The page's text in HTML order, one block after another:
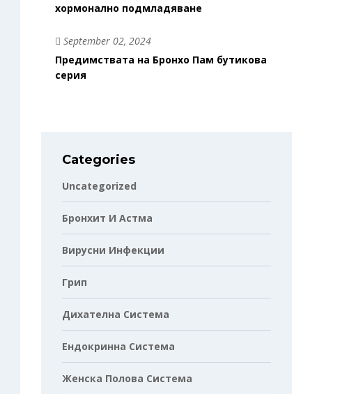
хормонално подмладяване
September 02, 2024
Предимствата на Бронхо Пам бутикова
серия
Categories
Uncategorized
Бронхит И Астма
Вирусни Инфекции
Грип
Дихателна Система
Ендокринна Система
Женска Полова Система